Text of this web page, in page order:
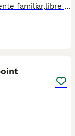
Persita pura raza negro, criado en ambiente familiar,libre de inmunodeficiencia leucemia y PKD,con revisión veterinaria, cartilla veterinaria, desparasitados y vacunas, estamos en Madrid,se hacen envíos a toda España